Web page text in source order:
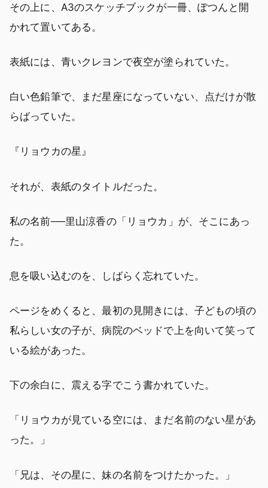
その上に、A3のスケッチブックが一冊、ぽつんと開
かれて置いてある。
表紙には、青いクレヨンで夜空が塗られていた。
白い色鉛筆で、まだ星座になっていない、点だけが散
らばっていた。
『リョウカの星』
それが、表紙のタイトルだった。
私の名前──里山涼香の「リョウカ」が、そこにあっ
た。
息を吸い込むのを、しばらく忘れていた。
ページをめくると、最初の見開きには、子どもの頃の
私らしい女の子が、病院のベッドで上を向いて笑って
いる絵があった。
下の余白に、震える字でこう書かれていた。
「リョウカが見ている空には、まだ名前のない星があ
った。」
「兄は、その星に、妹の名前をつけたかった。」